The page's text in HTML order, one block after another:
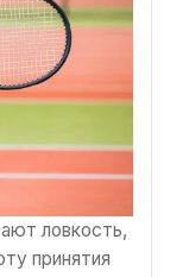
ловкость,
принятия